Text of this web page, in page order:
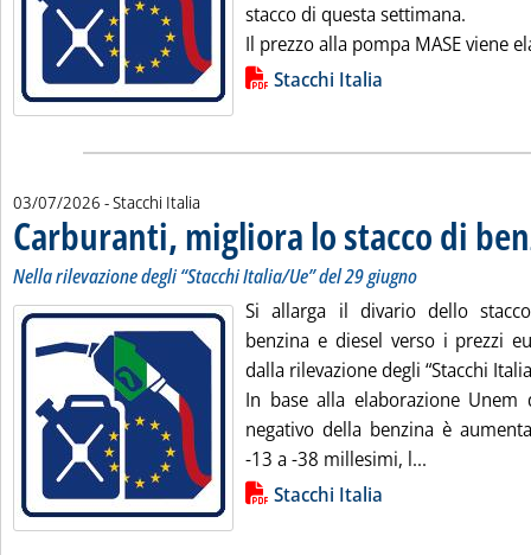
stacco di questa settimana.
Il prezzo alla pompa MASE viene
Lista allegati PDF alla notizia
Stacchi Italia
03/07/2026 - Stacchi Italia
Carburanti, migliora lo stacco di
Nella rilevazione degli “Stacchi Italia/Ue” del 29 giugno
Si allarga il divario dello
benzina e diesel verso i prezzi
dalla rilevazione degli “Stacchi
In base alla elaborazione
negativo della benzina è
-13 a -38 millesimi, l...
Lista allegati PDF alla notizia
Stacchi Italia